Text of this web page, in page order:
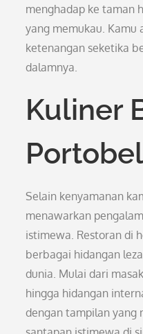
menghadap ke taman
yang memukau. Kamu
ketenangan seketika
dalamnya.
Kuliner
Selain kenyamanan
menawarkan
istimewa. Restoran di
berbagai hidangan
dunia. Mulai dari
hingga hidangan
dengan tampilan yang